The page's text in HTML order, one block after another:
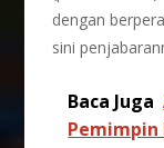
dengan
sini
Baca Juga
Pemimpin